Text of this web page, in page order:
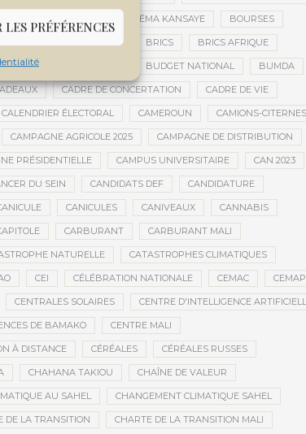
LES PRÉFÉRENCES
BOUREM BOURÉMA KANSAYE BOURSES
BRICE OLIGUI NGUEMA BRICS BRICS AFRIQUE
DE LA PRÉSIDENCE BUDGET NATIONAL BUMDA
CADRE DE CONCERTATION CADRE DE VIE
CALENDRIER ÉLECTORAL CAMEROUN CAMIONS-CITERNES
CAMPAGNE AGRICOLE 2025 CAMPAGNE DE DISTRIBUTION
PRÉSIDENTIELLE CAMPUS UNIVERSITAIRE CAN 2023
DU SEIN CANDIDATS DEF CANDIDATURE
CANICULES CANIVEAUX CANNABIS
CARBURANT CARBURANT MALI
NATURELLE CATASTROPHES CLIMATIQUES
CEI CÉLÉBRATION NATIONALE CEMAC
CENTRALES SOLAIRES CENTRE D'INTELLIGENCE
DE BAMAKO CENTRE MALI
À DISTANCE CÉRÉALES CÉRÉALES RUSSES
CHAHANA TAKIOU CHAÎNE DE VALEUR
AU SAHEL CHANGEMENT CLIMATIQUE SAHEL
DE LA TRANSITION CHARTE DE LA TRANSITION MALI